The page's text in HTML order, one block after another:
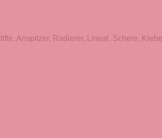
Anspitzer, Radierer, Lineal, Schere,